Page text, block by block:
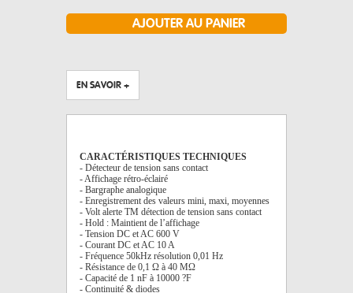
EN SAVOIR +
CARACTÉRISTIQUES TECHNIQUES
- Détecteur de tension sans contact
- Affichage rétro-éclairé
- Bargraphe analogique
- Enregistrement des valeurs mini, maxi, moyennes
- Volt alerte TM détection de tension sans contact
- Hold : Maintient de l’affichage
- Tension DC et AC 600 V
- Courant DC et AC 10 A
- Fréquence 50kHz résolution 0,01 Hz
- Résistance de 0,1 Ω à 40 MΩ
- Capacité de 1 nF à 10000 ?F
- Continuité & diodes